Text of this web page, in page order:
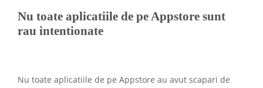
Nu toate aplicatiile de pe Appstore sunt
rau intentionate
Nu toate aplicatiile de pe Appstore au avut scapari de